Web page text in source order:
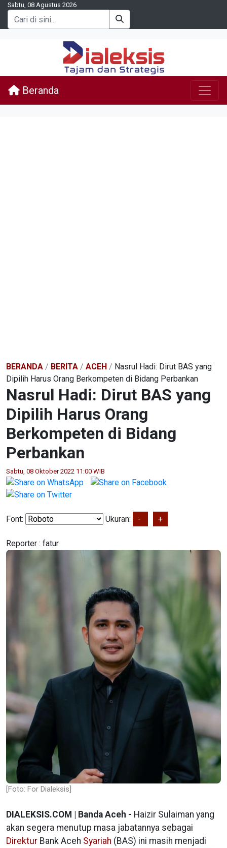
Sabtu, 08 Agustus 2026
Beranda
BERANDA / BERITA / ACEH / Nasrul Hadi: Dirut BAS yang
Dipilih Harus Orang Berkompeten di Bidang Perbankan
Nasrul Hadi: Dirut BAS yang
Dipilih Harus Orang
Berkompeten di Bidang
Perbankan
Sabtu, 08 Oktober 2022 11:00 WIB
Font: Ukuran: - +
Reporter : fatur
[Foto: For Dialeksis]
DIALEKSIS.COM | Banda Aceh - Haizir Sulaiman yang
akan segera menutup masa jabatannya sebagai
Direktur Bank Aceh Syariah (BAS) ini masih menjadi